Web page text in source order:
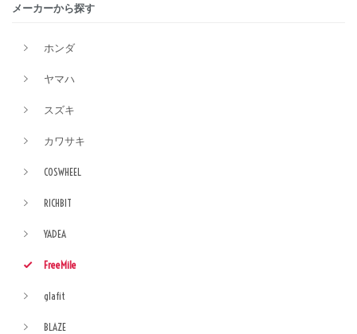
メーカーから探す
ホンダ
ヤマハ
スズキ
カワサキ
COSWHEEL
RICHBIT
YADEA
FreeMile
glafit
BLAZE